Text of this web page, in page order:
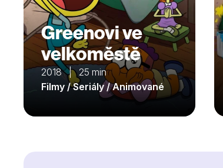
Greenovi ve
velkoměstě
2018 | 25 min
Filmy / Seriály / Animované